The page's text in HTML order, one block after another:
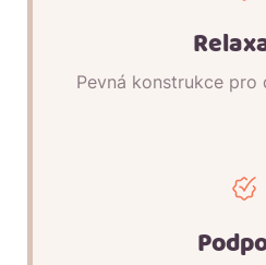
Pevná konstrukce